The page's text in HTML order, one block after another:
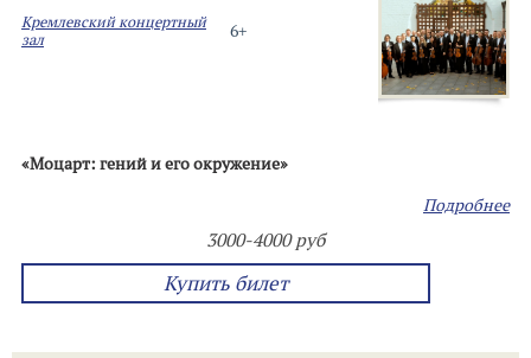
6+
Кремлевский концертный
зал
«Моцарт: гений и его окружение»
Подробнее
3000-4000 руб
Купить билет